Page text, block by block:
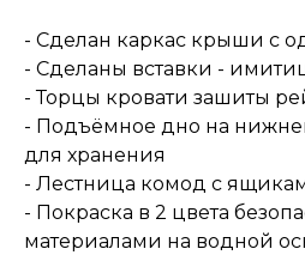
- Сделан каркас крыши с
- Сделаны вставки -
- Торцы кровати зашиты
- Подъёмное дно на
для хранения
- Лестница комод с
- Покраска в 2 цвета
материалами на водной